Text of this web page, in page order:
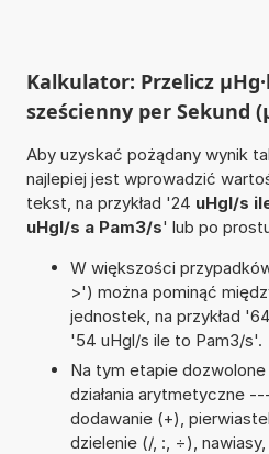
Kalkulator: Przelicz
sześcienny per Sekund
Aby uzyskać pożądany wynik
najlepiej jest wprowadzić
tekst, na przykład '24 uHgl/s
uHgl/s a Pam3/s' lub po
W większości
>') można pominąć
jednostek, na przykład '64
'54 uHgl/s ile to Pam3/s'.
Na tym etapie
działania arytmetyczne
dodawanie (+),
dzielenie (/, :, ÷),